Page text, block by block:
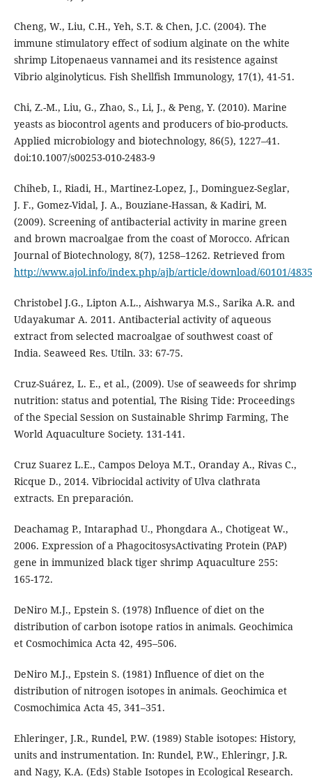
Cheng, W., Liu, C.H., Yeh, S.T. & Chen, J.C. (2004). The
immune stimulatory effect of sodium alginate on the white
shrimp Litopenaeus vannamei and its resistence against
Vibrio alginolyticus. Fish Shellfish Immunology, 17(1), 41-51.
Chi, Z.-M., Liu, G., Zhao, S., Li, J., & Peng, Y. (2010). Marine
yeasts as biocontrol agents and producers of bio-products.
Applied microbiology and biotechnology, 86(5), 1227–41.
doi:10.1007/s00253-010-2483-9
Chiheb, I., Riadi, H., Martinez-Lopez, J., Dominguez-Seglar,
J. F., Gomez-Vidal, J. A., Bouziane-Hassan, & Kadiri, M.
(2009). Screening of antibacterial activity in marine green
and brown macroalgae from the coast of Morocco. African
Journal of Biotechnology, 8(7), 1258–1262. Retrieved from
http://www.ajol.info/index.php/ajb/article/download/60101/
Christobel J.G., Lipton A.L., Aishwarya M.S., Sarika A.R. and
Udayakumar A. 2011. Antibacterial activity of aqueous
extract from selected macroalgae of southwest coast of
India. Seaweed Res. Utiln. 33: 67-75.
Cruz-Suárez, L. E., et al., (2009). Use of seaweeds for shrimp
nutrition: status and potential, The Rising Tide: Proceedings
of the Special Session on Sustainable Shrimp Farming, The
World Aquaculture Society. 131-141.
Cruz Suarez L.E., Campos Deloya M.T., Oranday A., Rivas C.,
Ricque D., 2014. Vibriocidal activity of Ulva clathrata
extracts. En preparación.
Deachamag P., Intaraphad U., Phongdara A., Chotigeat W.,
2006. Expression of a PhagocitosysActivating Protein (PAP)
gene in immunized black tiger shrimp Aquaculture 255:
165-172.
DeNiro M.J., Epstein S. (1978) Influence of diet on the
distribution of carbon isotope ratios in animals. Geochimica
et Cosmochimica Acta 42, 495–506.
DeNiro M.J., Epstein S. (1981) Influence of diet on the
distribution of nitrogen isotopes in animals. Geochimica et
Cosmochimica Acta 45, 341–351.
Ehleringer, J.R., Rundel, P.W. (1989) Stable isotopes: History,
units and instrumentation. In: Rundel, P.W., Ehleringr, J.R.
and Nagy, K.A. (Eds) Stable Isotopes in Ecological Research.